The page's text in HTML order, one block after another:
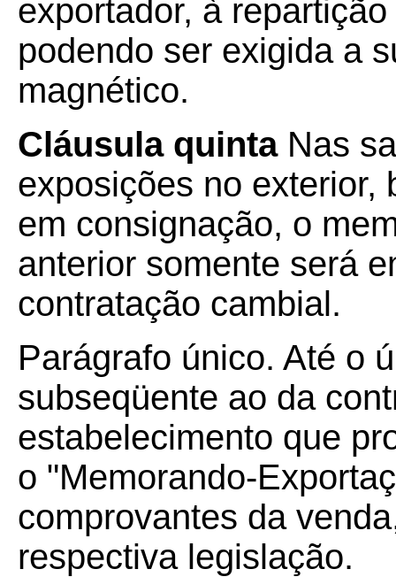
exportador, à
podendo ser exigida a
magnético.
Cláusula quinta Nas
exposições no exterior,
em consignação, o
anterior somente será
contratação cambial.
Parágrafo único. Até o
subseqüente ao da
estabelecimento que
o "Memorando-
comprovantes da
respectiva legislação.